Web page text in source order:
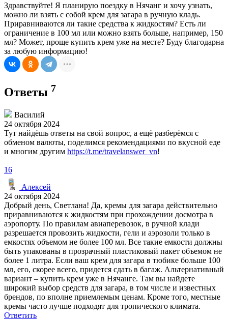
Здравствуйте! Я планирую поездку в Нячанг и хочу узнать,
можно ли взять с собой крем для загара в ручную кладь.
Приравниваются ли такие средства к жидкостям? Есть ли
ограничение в 100 мл или можно взять больше, например, 150
мл? Может, проще купить крем уже на месте? Буду благодарна
за любую информацию!
Ответы 7
Василий
24 октября 2024
Тут найдёшь ответы на свой вопрос, а ещё разберёмся с
обменом валюты, поделимся рекомендациями по вкусной еде
и многим другим https://t.me/travelanswer_vn!
16
Алексей
24 октября 2024
Добрый день, Светлана! Да, кремы для загара действительно
приравниваются к жидкостям при прохождении досмотра в
аэропорту. По правилам авиаперевозок, в ручной клади
разрешается провозить жидкости, гели и аэрозоли только в
емкостях объемом не более 100 мл. Все такие емкости должны
быть упакованы в прозрачный пластиковый пакет объемом не
более 1 литра. Если ваш крем для загара в тюбике больше 100
мл, его, скорее всего, придется сдать в багаж. Альтернативный
вариант – купить крем уже в Нячанге. Там вы найдете
широкий выбор средств для загара, в том числе и известных
брендов, по вполне приемлемым ценам. Кроме того, местные
кремы часто лучше подходят для тропического климата.
Ответить